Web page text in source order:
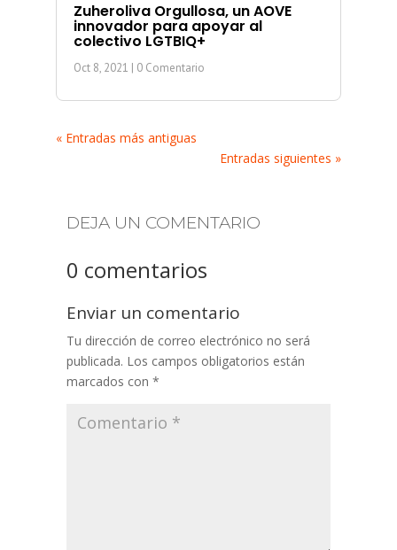
Zuheroliva Orgullosa, un AOVE
innovador para apoyar al
colectivo LGTBIQ+
Oct 8, 2021 | 0 Comentario
« Entradas más antiguas
Entradas siguientes »
DEJA UN COMENTARIO
0 comentarios
Enviar un comentario
Tu dirección de correo electrónico no será
publicada. Los campos obligatorios están
marcados con *